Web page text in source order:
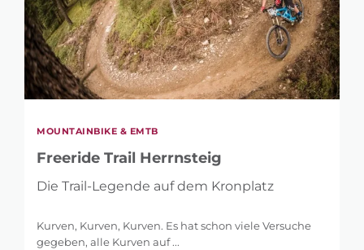
MOUNTAINBIKE & EMTB
Freeride Trail Herrnsteig
Die Trail-Legende auf dem Kronplatz
Kurven, Kurven, Kurven. Es hat schon viele Versuche
gegeben, alle Kurven auf ...